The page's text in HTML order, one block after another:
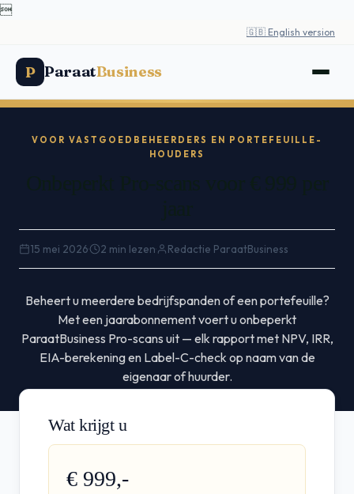

🇬🇧 English version
P ParaatBusiness
VOOR VASTGOEDBEHEERDERS EN PORTEFEUILLE-
HOUDERS
15 mei 2026 2 min lezen Redactie ParaatBusiness
Beheert u meerdere bedrijfspanden of een portefeuille?
Met een jaarabonnement voert u onbeperkt
ParaatBusiness Pro-scans uit — elk rapport met NPV, IRR,
EIA-berekening en Label-C-check op naam van de
eigenaar of huurder.
Wat krijgt u
€ 999,-